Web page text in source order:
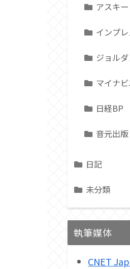
アスキー
インプ
ジョル
マイナ
日経BP
音元出版
日記
未分類
執筆媒体
CNET